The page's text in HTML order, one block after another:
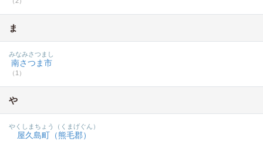
ま
南さつま市
（1）
みなみさつまし
や
屋久島町（熊毛郡）
やくしまちょう（くまげぐん）